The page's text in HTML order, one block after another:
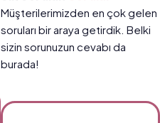
Müşterilerimizden en çok gelen
soruları bir araya getirdik. Belki
sizin sorunuzun cevabı da
burada!